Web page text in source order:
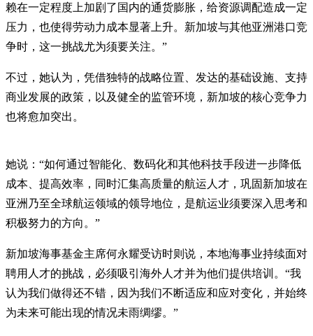
赖在一定程度上加剧了国内的通货膨胀，给资源调配造成一定
压力，也使得劳动力成本显著上升。新加坡与其他亚洲港口竞
争时，这一挑战尤为须要关注。”
不过，她认为，凭借独特的战略位置、发达的基础设施、支持
商业发展的政策，以及健全的监管环境，新加坡的核心竞争力
也将愈加突出。
她说：“如何通过智能化、数码化和其他科技手段进一步降低
成本、提高效率，同时汇集高质量的航运人才，巩固新加坡在
亚洲乃至全球航运领域的领导地位，是航运业须要深入思考和
积极努力的方向。”
新加坡海事基金主席何永耀受访时则说，本地海事业持续面对
聘用人才的挑战，必须吸引海外人才并为他们提供培训。“我
认为我们做得还不错，因为我们不断适应和应对变化，并始终
为未来可能出现的情况未雨绸缪。”